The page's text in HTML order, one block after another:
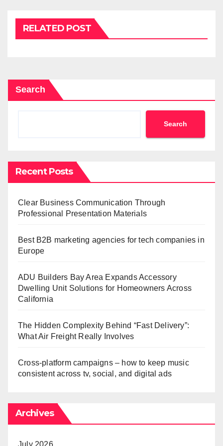
RELATED POST
Search
Search
Recent Posts
Clear Business Communication Through
Professional Presentation Materials
Best B2B marketing agencies for tech companies in
Europe
ADU Builders Bay Area Expands Accessory
Dwelling Unit Solutions for Homeowners Across
California
The Hidden Complexity Behind “Fast Delivery”:
What Air Freight Really Involves
Cross-platform campaigns – how to keep music
consistent across tv, social, and digital ads
Archives
July 2026